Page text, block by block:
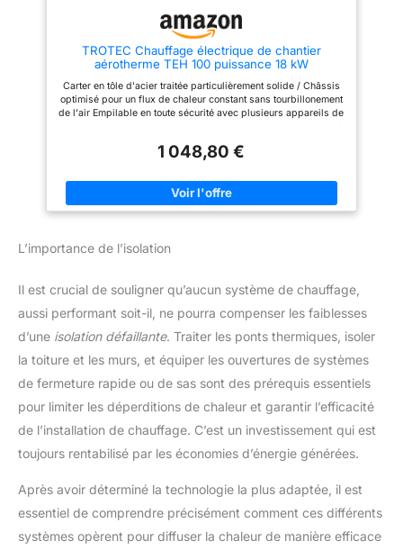
radiateur électrique fonctionne
sans gaz d'échappement, sans
créer d'humidité. La solution
parfaite pour les espaces
intérieurs fermés ainsi que pour
séchage des bâtiments.
TROTEC Chauffage électrique de chantier
aérotherme TEH 100 puissance 18 kW
Carter en tôle d'acier traitée particulièrement solide / Châssis
optimisé pour un flux de chaleur constant sans tourbillonement
de l'air Empilable en toute sécurité avec plusieurs appareils de
de gaine isolé au niveau thermique / Entretien extrêmement
industrielle pensée dans le moindre détail - Modèle enregistré
1 048,80 €
L’importance de l’isolation
Il est crucial de souligner qu’aucun système de chauffage,
aussi performant soit-il, ne pourra compenser les faiblesses
d’une isolation défaillante. Traiter les ponts thermiques, isoler
la toiture et les murs, et équiper les ouvertures de systèmes
de fermeture rapide ou de sas sont des prérequis essentiels
pour limiter les déperditions de chaleur et garantir l’efficacité
de l’installation de chauffage. C’est un investissement qui est
toujours rentabilisé par les économies d’énergie générées.
Après avoir déterminé la technologie la plus adaptée, il est
essentiel de comprendre précisément comment ces différents
systèmes opèrent pour diffuser la chaleur de manière efficace